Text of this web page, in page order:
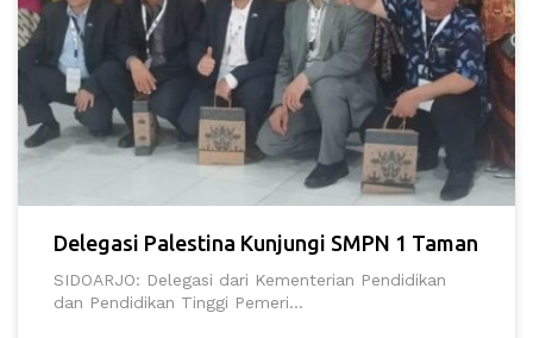
Delegasi Palestina Kunjungi SMPN 1 Taman
SIDOARJO: Delegasi dari Kementerian Pendidikan
dan Pendidikan Tinggi Pemeri...